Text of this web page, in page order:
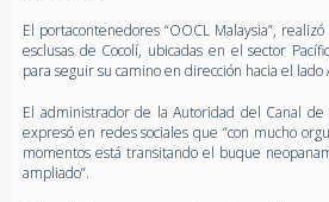
El portacontenedores “OOCL Malaysia”,
esclusas de Cocolí, ubicadas en el sector
para seguir su camino en dirección hacia el lado
El administrador de la Autoridad del Canal de
expresó en redes sociales que “con mucho
momentos está transitando el buque
ampliado”.